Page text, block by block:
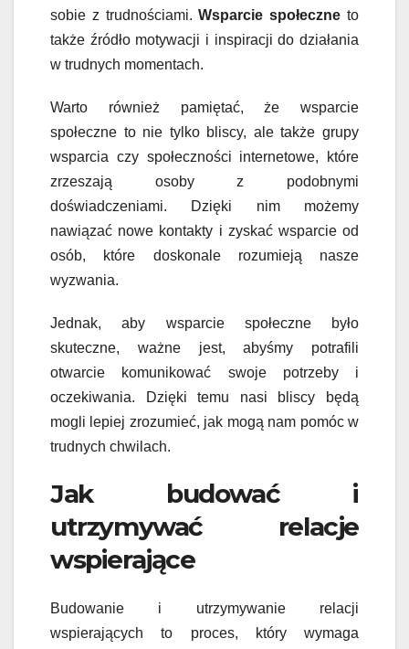
sobie z trudnościami.Wsparcie społeczne to
także źródło motywacji i inspiracji do działania
w trudnych momentach.
Warto również pamiętać, że wsparcie
społeczne to nie tylko bliscy, ale także grupy
wsparcia czy społeczności internetowe, które
zrzeszają osoby z podobnymi
doświadczeniami. Dzięki nim możemy
nawiązać nowe kontakty i zyskać wsparcie od
osób, które doskonale rozumieją nasze
wyzwania.
Jednak, aby wsparcie społeczne było
skuteczne, ważne jest, abyśmy potrafili
otwarcie komunikować swoje potrzeby i
oczekiwania. Dzięki temu nasi bliscy będą
mogli lepiej zrozumieć, jak mogą nam pomóc w
trudnych chwilach.
Jak budować i
utrzymywać relacje
wspierające
Budowanie i utrzymywanie relacji
wspierających to proces, który wymaga